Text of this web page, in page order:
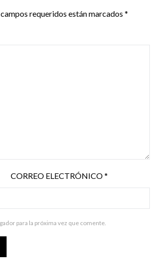
requeridos están marcados *
CORREO ELECTRÓNICO*
para la próxima vez que comente.